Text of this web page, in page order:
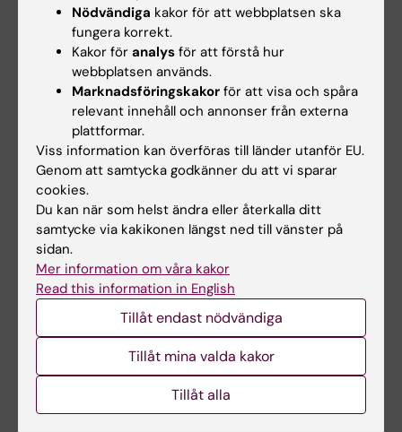
Om det föreligger särskilda skäl, eller behov av
anpassning för student med
funktionsnedsättning får examinator fatta
beslut om att frångå kursplanens föreskrifter
om examinationsform, antal
examinationstillfällen, möjlighet till
komplettering eller undantag från
obligatoriska utbildningsmoment, m.m.
Innehåll och lärandemål samt nivån på
förväntade färdigheter, kunskaper och
förmågor får inte ändras, tas bort eller sänkas.
Övriga föreskrifter
Kursen får inte tillgodoräknas i examen
samtidigt med genomgången och godkänd
Nödvändiga kakor för att webbplatsen ska
fungera korrekt.
Kakor för analys för att förstå hur
webbplatsen används.
Marknadsföringskakor för att visa och spåra
relevant innehåll och annonser från externa
plattformar.
Viss information kan överföras till länder utanför EU.
Genom att samtycka godkänner du att vi sparar
cookies.
Du kan när som helst ändra eller återkalla ditt
samtycke via kakikonen längst ned till vänster på
sidan.
Mer information om våra kakor
Read this information in English
Tillåt endast nödvändiga
Tillåt mina valda kakor
Tillåt alla